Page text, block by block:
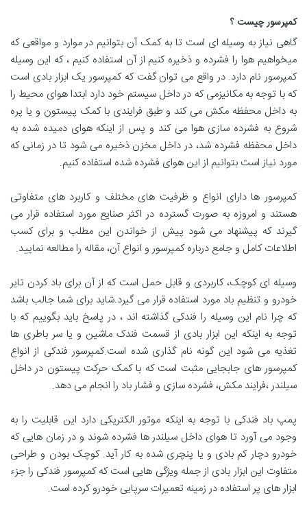
کمپرسور چیست ؟
گاهی نیاز به وسیله ای است تا به کمک آن بتوانیم در موارد و مواقعی که
میخواهیم هوا را فشرده و ذخیره کنیم از آن استفاده کنیم ، که این وسیله
کمپرسور نام دارد. در واقع می توان گفت که کمپرسور یک ابزار بادی است
که با توجه به مکانیزمی که در داخل سیستم خود دارد ابتدا هوای محیط را
به داخل محفظه مکش می کند و طبق فرایندی با کمک پیستون و یا پره
شروع به فشرده سازی هوا می کند و پس از اینکه هوای دمیده شده به
داخل محفظه فشرده شد، در داخل مخزن ذخیره می شود تا در زمانی که
مورد نیاز است بتوانیم از این هوای فشرده شده استفاده کنیم.
کمپرسور ها دارای انواع و ظرفیت های مختلف و کاربرد های متفاوتی
هستند و امروزه به صورت گسترده در اکثر صنایع مورد استفاده قرار می
گیرند که پیشنهاد می شود پیش از خواندن این مطلب و برای کسب
اطلاعات کامل و جامع درباره کمپرسور و انواع آن، مقاله را مطالعه نمایید.
وسیله ای کوچک، کاربردی و قابل حمل است که از آن برای باد کردن تایر
خودرو و تنظیم باد مورد استفاده قرار می گیرد.شاید برای شما جالب باشد
که چرا نام این وسیله را فندکی گذاشته اند ، در پاسخ باید بگوییم که با
توجه به اینکه این ابزار بادی از قسمت فندک ماشین و یا سر باطری ها
تغذیه می شود این گونه نام گذاری شده است.کمپرسور فندکی از انواع
کمپرسور های جابجایی مثبت است که با کمک حرکت پیستون در داخل
سیلندر ،فرایند مکش، فشرده سازی و فشار باد را انجام می دهد.
پمپ باد فندکی با توجه به اینکه موتور الکتریکی دارد این قابلیت را به
وجود می آورد تا هوای داخل سیلندر ها فشرده شوند و در زمان هایی که
خودرو دچار کم بادی و یا پنچری شده به کار آید. کوچک بودن و طراحی
متفاوت این ابزار بادی از جمله ویژگی هایی است که کمپرسور فندکی را جزء
ابزار های پر استفاده در زمینه تعمیرات سرپایی خودرو کرده است.